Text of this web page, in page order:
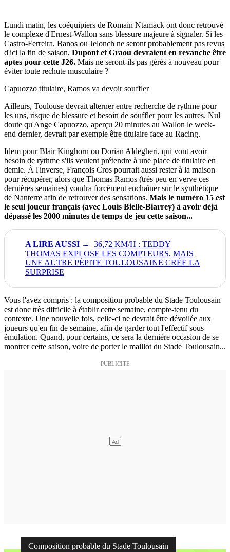
Lundi matin, les coéquipiers de Romain Ntamack ont donc retrouvé
le complexe d'Ernest-Wallon sans blessure majeure à signaler. Si les
Castro-Ferreira, Banos ou Jelonch ne seront probablement pas revus
d'ici la fin de saison, Dupont et Graou devraient en revanche être
aptes pour cette J26. Mais ne seront-ils pas gérés à nouveau pour
éviter toute rechute musculaire ?
Capuozzo titulaire, Ramos va devoir souffler
Ailleurs, Toulouse devrait alterner entre recherche de rythme pour
les uns, risque de blessure et besoin de souffler pour les autres. Nul
doute qu'Ange Capuozzo, aperçu 20 minutes au Wallon le week-
end dernier, devrait par exemple être titulaire face au Racing.
Idem pour Blair Kinghorn ou Dorian Aldegheri, qui vont avoir
besoin de rythme s'ils veulent prétendre à une place de titulaire en
demie. À l'inverse, François Cros pourrait aussi rester à la maison
pour récupérer, alors que Thomas Ramos (très peu en verve ces
dernières semaines) voudra forcément enchaîner sur le synthétique
de Nanterre afin de retrouver des sensations. Mais le numéro 15 est
le seul joueur français (avec Louis Bielle-Biarrey) à avoir déjà
dépassé les 2000 minutes de temps de jeu cette saison...
36,72 KM/H : TEDDY
THOMAS EXPLOSE LES COMPTEURS, MAIS
UNE AUTRE PÉPITE TOULOUSAINE CRÉE LA
SURPRISE
Vous l'avez compris : la composition probable du Stade Toulousain
est donc très difficile à établir cette semaine, compte-tenu du
contexte. Une nouvelle fois, celle-ci ne devrait être dévoilée aux
joueurs qu'en fin de semaine, afin de garder tout l'effectif sous
émulation. Quand, pour certains, ce sera la dernière occasion de se
montrer cette saison, voire de porter le maillot du Stade Toulousain...
Composition probable du Stade Toulousain